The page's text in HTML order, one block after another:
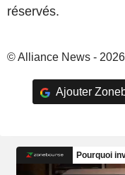
réservés.
© Alliance News - 2026
Ajouter